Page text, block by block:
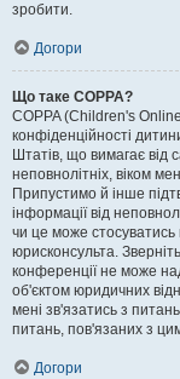
зробити.
Догори
Що таке COPPA?
COPPA (Children's
конфіденційності
Штатів, що вимагає від
неповнолітніх, віком
Припустимо й інше
інформації від
чи це може
юрисконсульта.
конференції не може
об'єктом юридичних
мені зв'язатись з
питань, пов'язаних з
Догори